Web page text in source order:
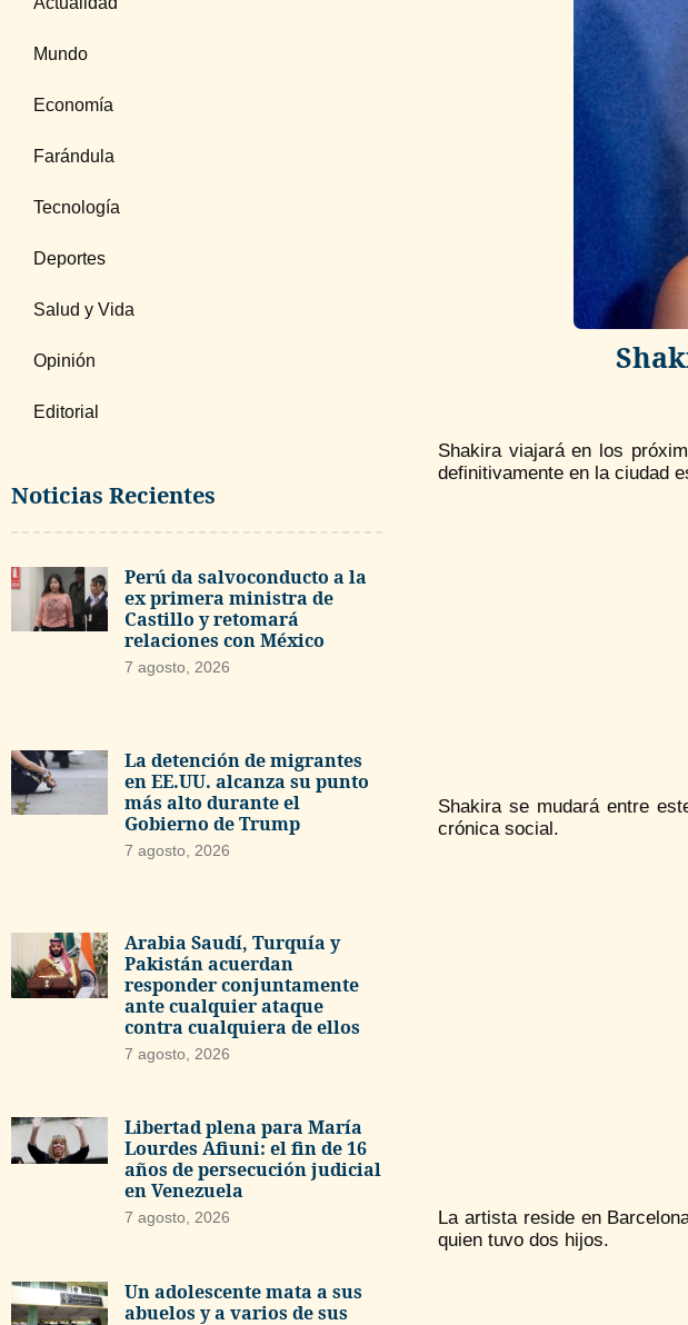
Mundo
Economía
Farándula
Tecnología
Deportes
Salud y Vida
Opinión
Editorial
Noticias Recientes
Perú da salvoconducto a la
ex primera ministra de
Castillo y retomará
relaciones con México
7 agosto, 2026
La detención de migrantes
en EE.UU. alcanza su punto
más alto durante el
Gobierno de Trump
7 agosto, 2026
Arabia Saudí, Turquía y
Pakistán acuerdan
responder conjuntamente
ante cualquier ataque
contra cualquiera de ellos
7 agosto, 2026
Libertad plena para María
Lourdes Afiuni: el fin de 16
años de persecución judicial
en Venezuela
7 agosto, 2026
Un adolescente mata a sus
abuelos y a varios de sus
Shakira viajará en los
definitivamente en la ciudad
Shakira se mudará entre
crónica social.
La artista reside en
quien tuvo dos hijos.